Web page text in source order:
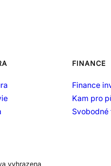
FINANCE
Finance
Kam pro
vyhrazena